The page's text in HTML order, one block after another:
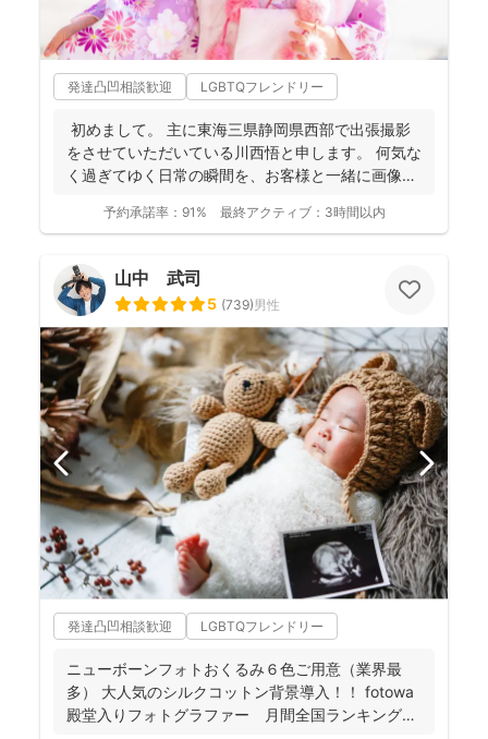
発達凸凹相談歓迎 LGBTQフレンドリー
初めまして。 主に東海三県静岡県西部で出張撮影
をさせていただいている川西悟と申します。 何気な
く過ぎてゆく日常の瞬間を、お客様と一緒に画像と
予約承諾率： 91% 最終アクティブ： 3時間以内
山中 武司
5 (739)男性
発達凸凹相談歓迎 LGBTQフレンドリー
ニューボーンフォトおくるみ６色ご用意（業界最
多） 大人気のシルクコットン背景導入！！ fotowa
殿堂入りフォトグラファー 月間全国ランキング１